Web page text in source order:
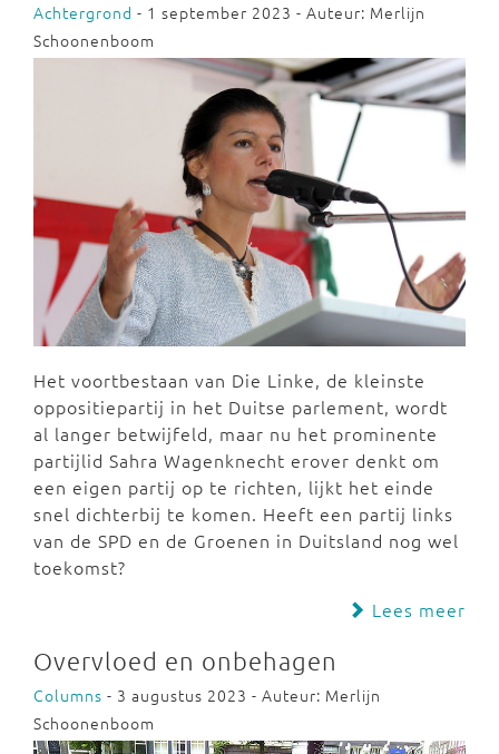
Achtergrond - 1 september 2023 - Auteur: Merlijn
Schoonenboom
Het voortbestaan van Die Linke, de kleinste
oppositiepartij in het Duitse parlement, wordt
al langer betwijfeld, maar nu het prominente
partijlid Sahra Wagenknecht erover denkt om
een eigen partij op te richten, lijkt het einde
snel dichterbij te komen. Heeft een partij links
van de SPD en de Groenen in Duitsland nog wel
toekomst?
Lees meer
Overvloed en onbehagen
Columns - 3 augustus 2023 - Auteur: Merlijn
Schoonenboom